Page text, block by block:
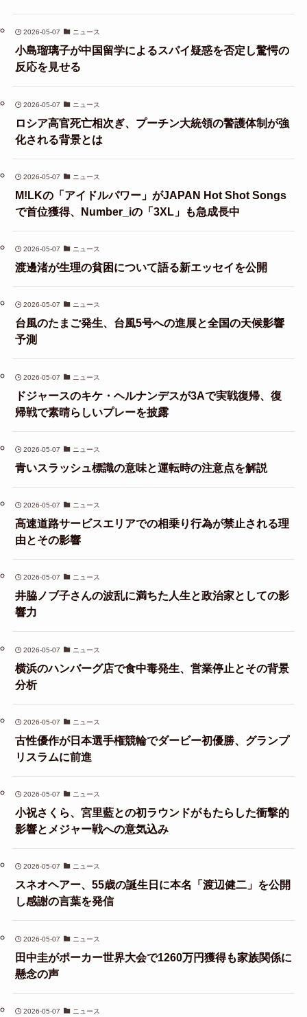
2026-05-07 ニュース
小島瑠璃子が中国留学によるスパイ疑惑を否定し驚愕の
反応を見せる
2026-05-07 ニュース
ロシア高官死亡相次ぎ、プーチン大統領の警護体制が強
化される背景とは
2026-05-07 ニュース
M!LKの「アイドルパワー」がJAPAN Hot Shot Songs
で首位獲得、Number_iの「3XL」も急成長中
2026-05-07 ニュース
渡邊渚が生理の貧困について語る新エッセイを公開
2026-05-07 ニュース
台風のたまご発生、台風5号への進展と全国の天候影響
予測
2026-05-07 ニュース
ドジャースのキケ・ヘルナンデスが3Aで実戦復帰、復
帰戦で素晴らしいプレーを披露
2026-05-07 ニュース
青いスラッシュ標識の意味と運転時の注意点を解説
2026-05-07 ニュース
高速道路サービスエリアでの相乗り行為が禁止される理
由とその影響
2026-05-07 ニュース
井脇ノブ子さんの波乱に満ちた人生と政治家としての影
響力
2026-05-07 ニュース
横浜のハンバーグ店で食中毒発生、営業停止とその背景
分析
2026-05-07 ニュース
古性優作が日本選手権競輪でダービー初優勝、グランプ
リスラムに前進
2026-05-07 ニュース
小祝さくら、宮里藍との初ラウンドがもたらした衝撃的
影響とメジャー戦への意気込み
2026-05-07 ニュース
スネオヘアー、55歳の誕生日に本名「渡辺健二」を公開
し感謝の言葉を発信
2026-05-07 ニュース
田中圭がポーカー世界大会で1260万円獲得も家族関係に
懸念の声
2026-05-07 ニュース